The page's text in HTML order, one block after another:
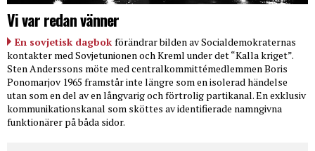
Vi var redan vänner
En sovjetisk dagbok förändrar bilden av Socialdemokraternas
kontakter med Sovjetunionen och Kreml under det “Kalla kriget”.
Sten Anderssons möte med centralkommittémedlemmen Boris
Ponomarjov 1965 framstår inte längre som en isolerad händelse
utan som en del av en långvarig och förtrolig partikanal. En exklusiv
kommunikationskanal som sköttes av identifierade namngivna
funktionärer på båda sidor.